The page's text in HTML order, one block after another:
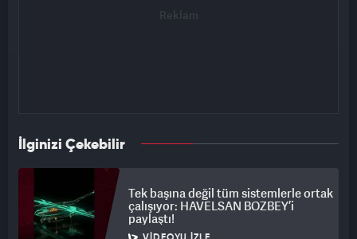
İlginizi Çekebilir
Tek başına değil tüm sistemlerle ortak
çalışıyor: HAVELSAN BOZBEY’i
paylaştı!